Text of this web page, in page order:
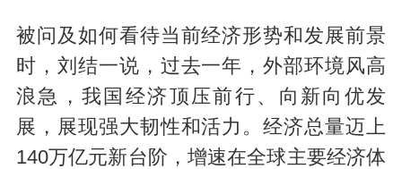
被问及如何看待当前经济形势和发展前景
时，刘结一说，过去一年，外部环境风高
浪急，我国经济顶压前行、向新向优发
展，展现强大韧性和活力。经济总量迈上
140万亿元新台阶，增速在全球主要经济体